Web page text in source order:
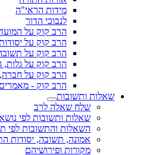
מידות הראי"ה
לנבוכי הדור
הרב קוק על
הרב קוק על
הרב קוק על
הרב קוק על גלות,
הרב קוק על
הרב קוק -
שאלות ותשובות
שלח שאלה לרב
שאלות ותשובות לפי נושא
השאלות והתשובות לפי
אמונה, תשובה, יסודות
מקורות ופירושיהם